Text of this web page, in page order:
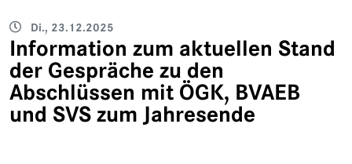
Di., 23.12.2025
Information zum aktuellen Stand
der Gespräche zu den
Abschlüssen mit ÖGK, BVAEB
und SVS zum Jahresende